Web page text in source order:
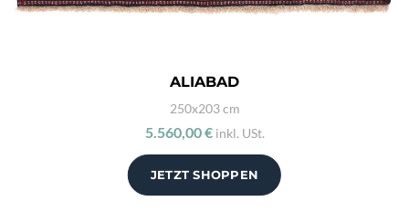
JETZT SHOPPEN
ALIABAD
250x203 cm
5.560,00 € inkl. USt.